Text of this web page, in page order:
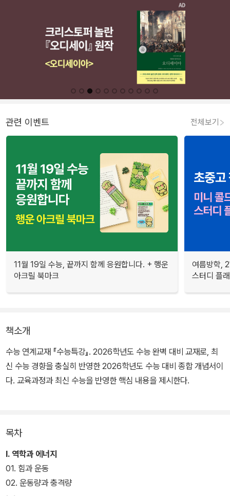
관련 이벤트 전체보기
11월 19일 수능, 끝까지 함께 응원합니다. + 행운
아크릴 북마크
여름방학,
스터디 플
책소개
수능 연계교재 『수능특강』. 2026학년도 수능 완벽 대비 교재로, 최
신 수능 경향을 충실히 반영한 2026학년도 수능 대비 종합 개념서이
다. 교육과정과 최신 수능을 반영한 핵심 내용을 제시한다.
목차
Ⅰ. 역학과 에너지
01. 힘과 운동
02. 운동량과 충격량